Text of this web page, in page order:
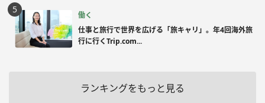
働く
仕事と旅行で世界を広げる「旅キャリ」。年4回海外旅
行に行くTrip.com...
ランキングをもっと見る